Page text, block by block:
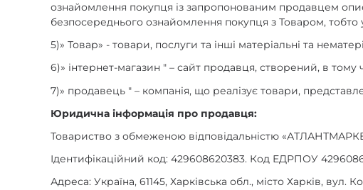
ознайомлення покупця із запропонованим продавцем
безпосереднього ознайомлення покупця з Товаром,
5)»Товар» -товари, послуги та інші матеріальні та
6)» інтернет-магазин "–сайт продавця, створений, в тому
7)» продавець "– компанія, що реалізує товари,
Юридична інформація про продавця:
Товариство з обмеженою відповідальністю«
Ідентифікаційний код: 429608620383. Код ЕДРПОУ
Адреса: Україна, 61145, Харківська обл., місто Харків, вул.